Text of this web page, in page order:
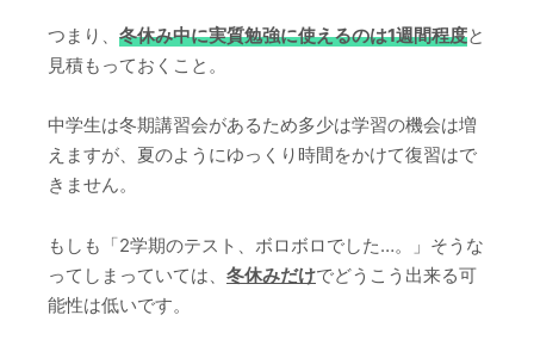
つまり、 冬休み中に実質勉強に使えるのは1週間程度と
見積もっておくこと。
中学生は冬期講習会があるため多少は学習の機会は増
えますが、夏のようにゆっくり時間をかけて復習はで
きません。
もしも「2学期のテスト、ボロボロでした…。」そうな
ってしまっていては、 冬休みだけでどうこう出来る可
能性は低いです。